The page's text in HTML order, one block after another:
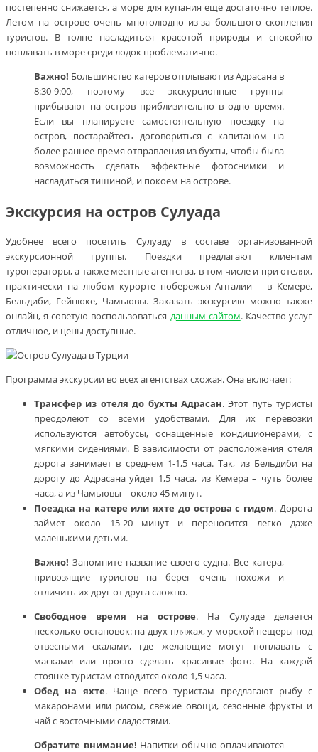
постепенно снижается, а море для купания еще достаточно теплое.
Летом на острове очень многолюдно из-за большого скопления
туристов. В толпе насладиться красотой природы и спокойно
поплавать в море среди лодок проблематично.
Важно! Большинство катеров отплывают из Адрасана в
8:30-9:00, поэтому все экскурсионные группы
прибывают на остров приблизительно в одно время.
Если вы планируете самостоятельную поездку на
остров, постарайтесь договориться с капитаном на
более раннее время отправления из бухты, чтобы была
возможность сделать эффектные фотоснимки и
насладиться тишиной, и покоем на острове.
Экскурсия на остров Сулуада
Удобнее всего посетить Сулуаду в составе организованной
экскурсионной группы. Поездки предлагают клиентам
туроператоры, а также местные агентства, в том числе и при отелях,
практически на любом курорте побережья Анталии – в Кемере,
Бельдиби, Гейнюке, Чамьювы. Заказать экскурсию можно также
онлайн, я советую воспользоваться данным сайтом. Качество услуг
отличное, и цены доступные.
Программа экскурсии во всех агентствах схожая. Она включает:
Трансфер из отеля до бухты Адрасан. Этот путь туристы
преодолеют со всеми удобствами. Для их перевозки
используются автобусы, оснащенные кондиционерами, с
мягкими сидениями. В зависимости от расположения отеля
дорога занимает в среднем 1-1,5 часа. Так, из Бельдиби на
дорогу до Адрасана уйдет 1,5 часа, из Кемера – чуть более
часа, а из Чамьювы – около 45 минут.
Поездка на катере или яхте до острова с гидом. Дорога
займет около 15-20 минут и переносится легко даже
маленькими детьми.
Важно! Запомните название своего судна. Все катера,
привозящие туристов на берег очень похожи и
отличить их друг от друга сложно.
Свободное время на острове. На Сулуаде делается
несколько остановок: на двух пляжах, у морской пещеры под
отвесными скалами, где желающие могут поплавать с
масками или просто сделать красивые фото. На каждой
стоянке туристам отводится около 1,5 часа.
Обед на яхте. Чаще всего туристам предлагают рыбу с
макаронами или рисом, свежие овощи, сезонные фрукты и
чай с восточными сладостями.
Обратите внимание! Напитки обычно оплачиваются